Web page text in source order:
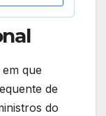
que
de
do